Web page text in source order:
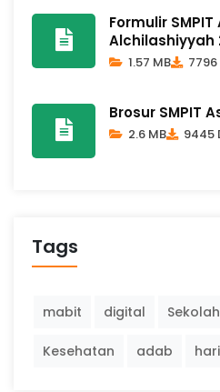
Formulir
Alchilashiyyah
1.57 MB
Brosur SMPIT
2.6 MB 9445
Tags
mabit digital Sekolah
Kesehatan adab